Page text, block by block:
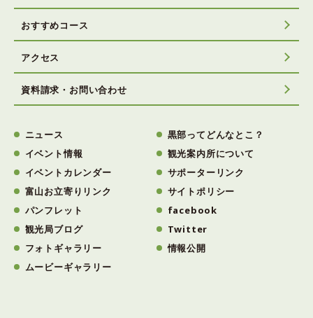
おすすめコース
アクセス
資料請求・お問い合わせ
ニュース
イベント情報
イベントカレンダー
富山お立寄りリンク
パンフレット
観光局ブログ
フォトギャラリー
ムービーギャラリー
黒部ってどんなとこ？
観光案内所について
サポーターリンク
サイトポリシー
facebook
Twitter
情報公開